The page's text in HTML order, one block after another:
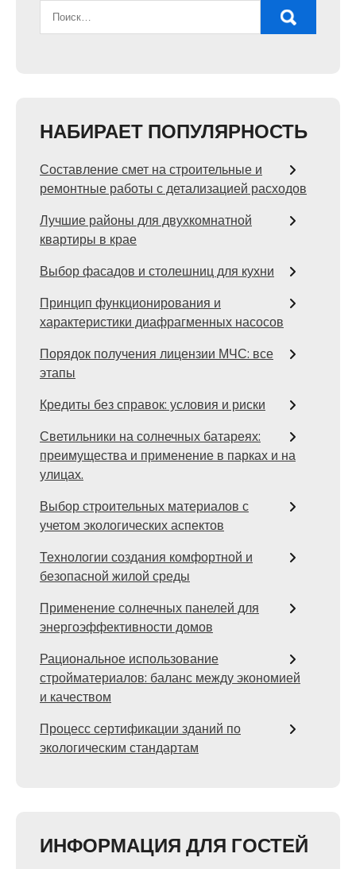
НАБИРАЕТ ПОПУЛЯРНОСТЬ
Составление смет на строительные и
ремонтные работы с детализацией расходов
Лучшие районы для двухкомнатной
квартиры в крае
Выбор фасадов и столешниц для кухни
Принцип функционирования и
характеристики диафрагменных насосов
Порядок получения лицензии МЧС: все
этапы
Кредиты без справок: условия и риски
Светильники на солнечных батареях:
преимущества и применение в парках и на
улицах.
Выбор строительных материалов с
учетом экологических аспектов
Технологии создания комфортной и
безопасной жилой среды
Применение солнечных панелей для
энергоэффективности домов
Рациональное использование
стройматериалов: баланс между экономией
и качеством
Процесс сертификации зданий по
экологическим стандартам
ИНФОРМАЦИЯ ДЛЯ ГОСТЕЙ